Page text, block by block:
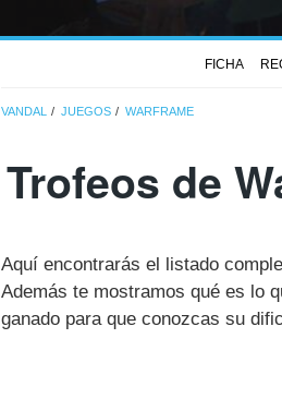
FICHA
VANDAL JUEGOS WARFRAME
Trofeos de
Aquí encontrarás el listado
Además te mostramos qué es lo
ganado para que conozcas su